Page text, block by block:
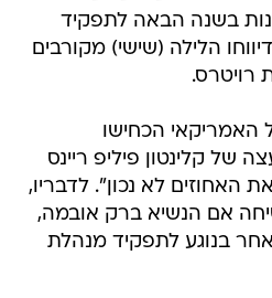
בשנה הבאה לתפקיד
הלילה (שישי) מקורבים
רויטרס.
האמריקאי הכחישו
של קלינטון פיליפ ריינס
האחוזים לא נכון". לדבריו,
אם הנשיא ברק אובמה,
בנוגע לתפקיד מנהלת